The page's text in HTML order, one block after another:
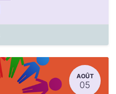
AOÛT
05